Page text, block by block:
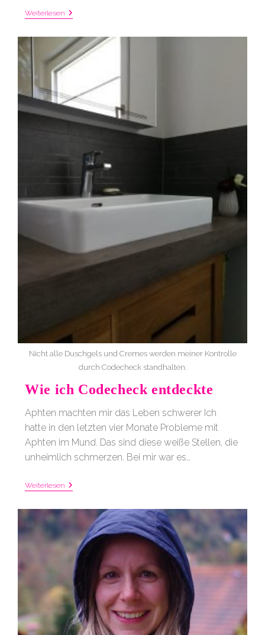
Weiterlesen Lesung
Man
Gummibärchen“
Nicht alle Duschgels und Cremes werden meiner Kontrolle
durch Codecheck standhalten.
Wie ich Codecheck entdeckte
Aphten machten mir das Leben schwerer Ich
hatte in den letzten vier Monate Probleme mit
Aphten im Mund. Das sind diese weiße Stellen, die
unheimlich schmerzen. Bei mir war es…
Weiterlesen Wie
Entdeckte